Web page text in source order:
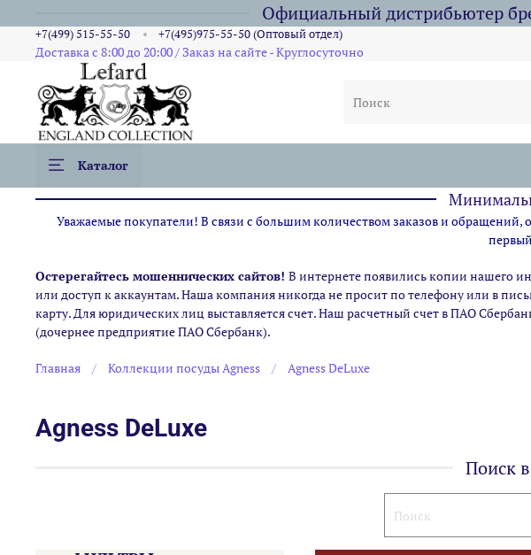
Официальный дистрибьютер
Доставка с 8:00 до 20:00 / Заказ на сайте - Круглосуточно
+7(499) 515-55-50 +7(495)975-55-50 (Оптовый отдел)
Каталог
Уважаемые покупатели! В связи с большим количеством заказов и обращений,
Остерегайтесь мошеннических сайтов! В интернете появились копии нашего
или доступ к аккаунтам. Наша компания никогда не просит по телефону или в
карту. Для юридических лиц выставляется счет. Наш расчетный счет в ПАО
(дочернее предприятие ПАО Сбербанк).
Главная Коллекции посуды Agness Agness DeLuxe
Agness DeLuxe
Поиск